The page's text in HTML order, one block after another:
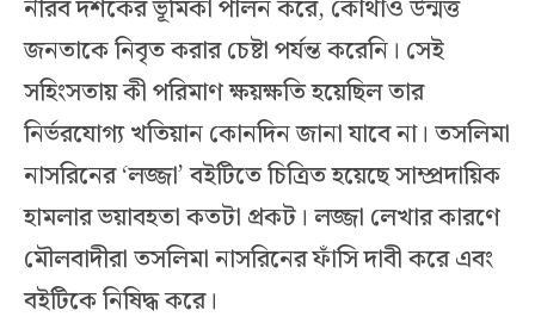
নীরব দর্শকের ভূমিকা পালন করে, কোথাও উন্মত্ত
জনতাকে নিবৃত করার চেষ্টা পর্যন্ত করেনি। সেই
সহিংসতায় কী পরিমাণ ক্ষয়ক্ষতি হয়েছিল তার
নির্ভরযোগ্য খতিয়ান কোনদিন জানা যাবে না। তসলিমা
নাসরিনের ‘লজ্জা’ বইটিতে চিত্রিত হয়েছে সাম্প্রদায়িক
হামলার ভয়াবহতা কতটা প্রকট। লজ্জা লেখার কারণে
মৌলবাদীরা তসলিমা নাসরিনের ফাঁসি দাবী করে এবং
বইটিকে নিষিদ্ধ করে।